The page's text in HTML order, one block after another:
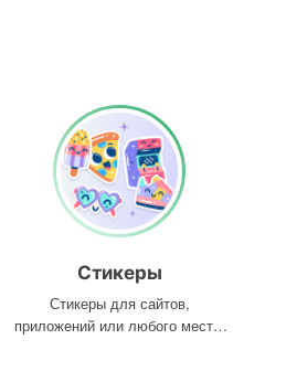
Стикеры
Стикеры для сайтов,
приложений или любого места,